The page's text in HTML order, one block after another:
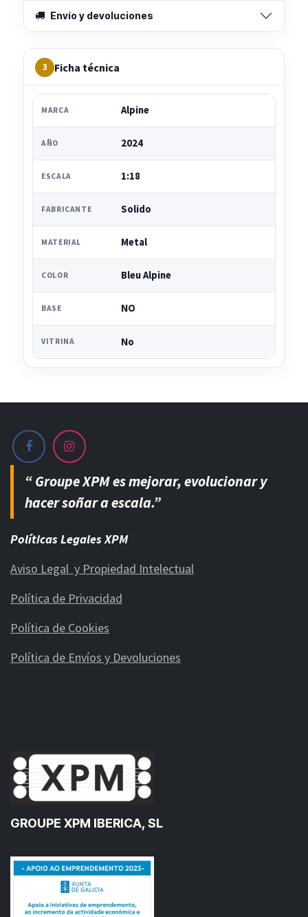
Envío y devoluciones
3 Ficha técnica
MARCA Alpine
AÑO 2024
ESCALA 1:18
FABRICANTE Solido
MATERIAL Metal
COLOR Bleu Alpine
BASE NO
VITRINA No
“ Groupe XPM es mejorar, evolucionar y
hacer soñar a escala.”
Políticas Legales XPM
Aviso Legal y Propiedad Intelectual
Política de Privacidad
Política de Cookies
Política de Envíos y Devoluciones
GROUPE XPM IBERICA, SL